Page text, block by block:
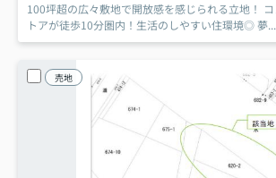
100坪超の広々敷地で開放感を感じられる立地！ コンビニやドラッグス
トアが徒歩10分圏内！生活のしやすい住環境◎ 夢...
売地